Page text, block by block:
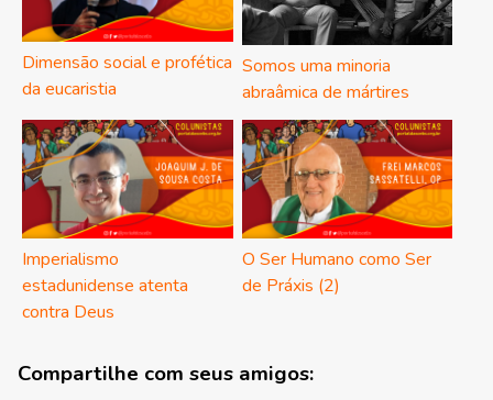
Dimensão social e profética
da eucaristia
Somos uma minoria
abraâmica de mártires
Imperialismo
estadunidense atenta
contra Deus
O Ser Humano como Ser
de Práxis (2)
Compartilhe com seus amigos: